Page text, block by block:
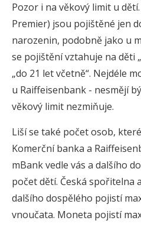
Pozor i na věkový limit u
Premier) jsou pojištěné jen
narozenin, podobně jako u
se pojištění vztahuje na děti
„do 21 let včetně“. Nejdéle
u Raiffeisenbank - nesmějí
věkový limit nezmiňuje.
Liší se také počet osob,
Komerční banka a
mBank vedle vás a dalšího
počet dětí. Česká spořitelna
dalšího dospělého pojistí
vnoučata. Moneta pojistí